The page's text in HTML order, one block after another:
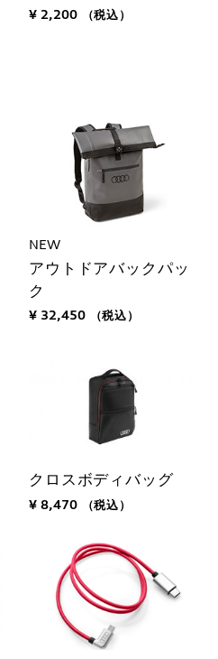
¥ 2,200 （税込）
NEW
アウトドアバックパッ
ク
¥ 32,450 （税込）
クロスボディバッグ
¥ 8,470 （税込）